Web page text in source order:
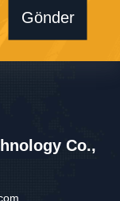
Gönder
Co.,